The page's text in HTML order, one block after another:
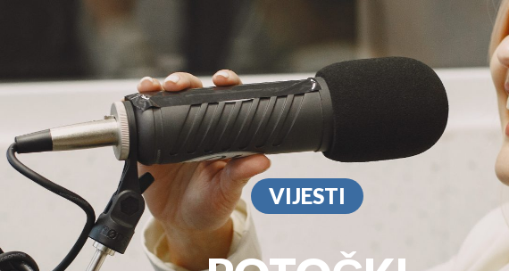
PROGRAM MARKETING
VIJESTI